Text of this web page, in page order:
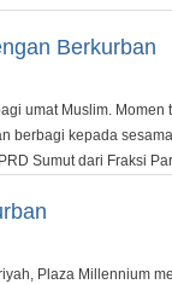
Berkurban
umat Muslim.
berbagi kepada
Sumut dari Fraksi
Plaza Millennium